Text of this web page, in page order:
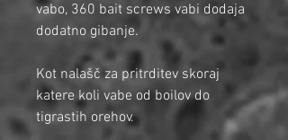
vabo, 360 bait screws vabi dodaja
dodatno gibanje.
Kot nalašč za pritrditev skoraj
katere koli vabe od boilov do
tigrastih orehov.